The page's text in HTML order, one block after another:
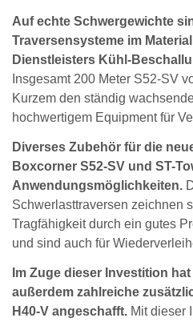
Auf echte Schwergewichte
Traversensysteme im
Dienstleisters Kühl-
Insgesamt 200 Meter S52-SV
Kurzem den ständig
hochwertigem Equipment für
Diverses Zubehör für die
Boxcorner S52-SV und ST-
Anwendungsmöglichkeiten.
Schwerlasttraversen zeichnen
Tragfähigkeit durch ein gutes
und sind auch für
Im Zuge dieser Investition
außerdem zahlreiche
H40-V angeschafft. Mit dieser